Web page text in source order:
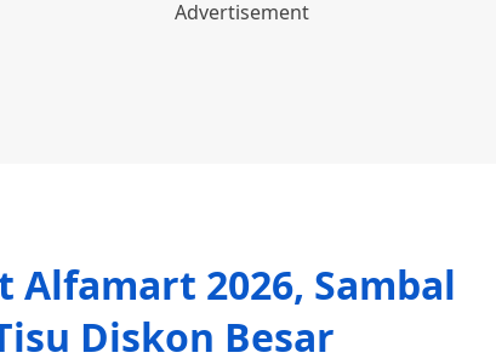
Alfamart 2026, Sambal
Diskon Besar